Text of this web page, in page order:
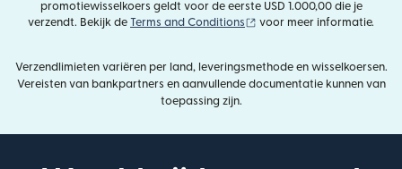
promotiewisselkoers geldt voor de eerste USD 1.000,00 die je
verzendt. Bekijk de Terms and Conditions (wordt geopend in een
voor meer informatie.
Verzendlimieten variëren per land, leveringsmethode en wisselkoersen.
Vereisten van bankpartners en aanvullende documentatie kunnen van
toepassing zijn.